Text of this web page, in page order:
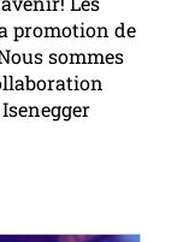
promotion de
sommes